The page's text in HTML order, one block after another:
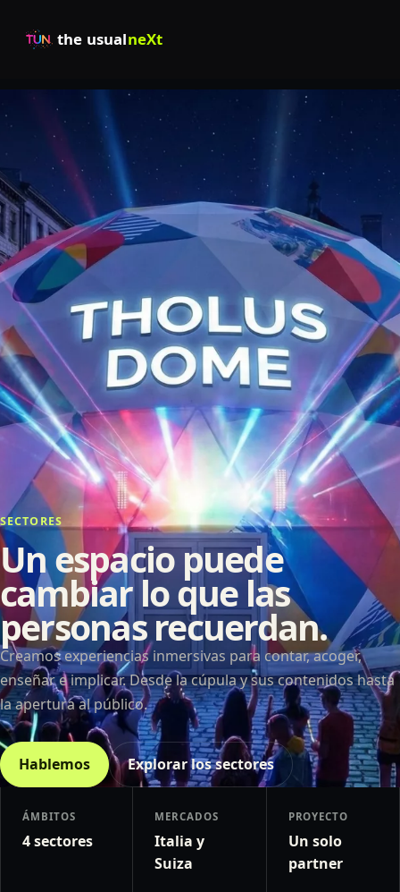
the usualneXt
SECTORES
Un espacio puede
cambiar lo que las
personas recuerdan.
Creamos experiencias inmersivas para contar, acoger,
enseñar e implicar. Desde la cúpula y sus contenidos hasta
la apertura al público.
Hablemos Explorar los sectores
ÁMBITOS
4 sectores
MERCADOS
Italia y
Suiza
PROYECTO
Un solo
partner